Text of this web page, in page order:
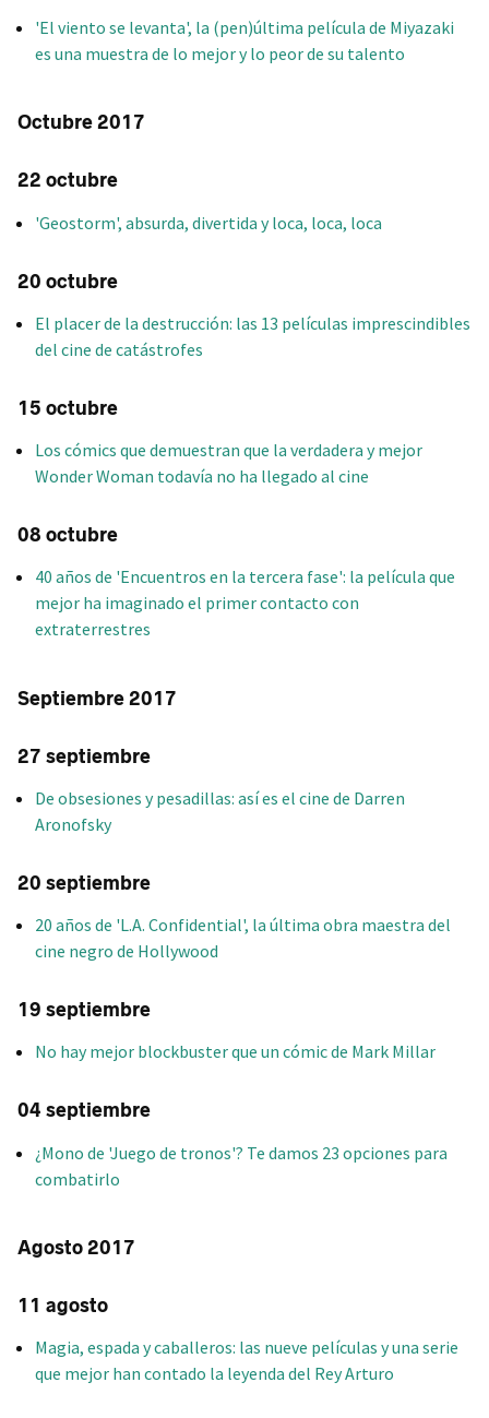
'El viento se levanta', la (pen)última película de Miyazaki
es una muestra de lo mejor y lo peor de su talento
Octubre 2017
22 octubre
'Geostorm', absurda, divertida y loca, loca, loca
20 octubre
El placer de la destrucción: las 13 películas imprescindibles
del cine de catástrofes
15 octubre
Los cómics que demuestran que la verdadera y mejor
Wonder Woman todavía no ha llegado al cine
08 octubre
40 años de 'Encuentros en la tercera fase': la película que
mejor ha imaginado el primer contacto con
extraterrestres
Septiembre 2017
27 septiembre
De obsesiones y pesadillas: así es el cine de Darren
Aronofsky
20 septiembre
20 años de 'L.A. Confidential', la última obra maestra del
cine negro de Hollywood
19 septiembre
No hay mejor blockbuster que un cómic de Mark Millar
04 septiembre
¿Mono de 'Juego de tronos'? Te damos 23 opciones para
combatirlo
Agosto 2017
11 agosto
Magia, espada y caballeros: las nueve películas y una serie
que mejor han contado la leyenda del Rey Arturo